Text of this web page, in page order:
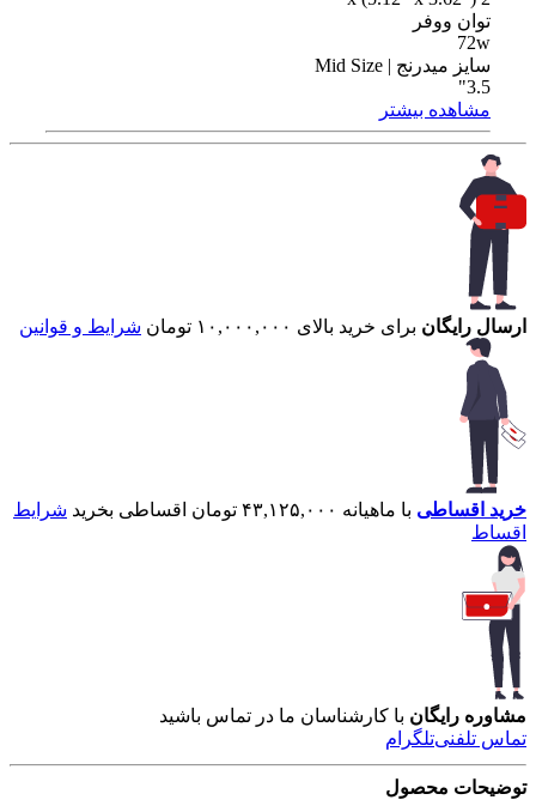
توان ووفر
72w
سایز میدرنج | Mid Size
3.5"
مشاهده بیشتر
ارسال رایگان برای خرید بالای ۱۰,۰۰۰,۰۰۰ تومان شرایط و قوانین
خرید اقساطی با ماهیانه ۴۳,۱۲۵,۰۰۰ تومان اقساطی بخرید
شرایط
اقساط
مشاوره رایگان با کارشناسان ما در تماس باشید
تماس تلفنیتلگرام
توضیحات محصول